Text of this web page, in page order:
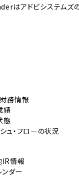
はアドビシステムズの
務情報
績
態
ュ・フローの状況
IR情報
ンダー